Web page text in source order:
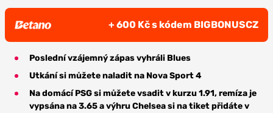
+ 600 Kč s kódem BIGBONUSCZ
Poslední vzájemný zápas vyhráli Blues
Utkání si můžete naladit na Nova Sport 4
Na domácí PSG si můžete vsadit v kurzu 1.91, remíza je
vypsána na 3.65 a výhru Chelsea si na tiket přidáte v